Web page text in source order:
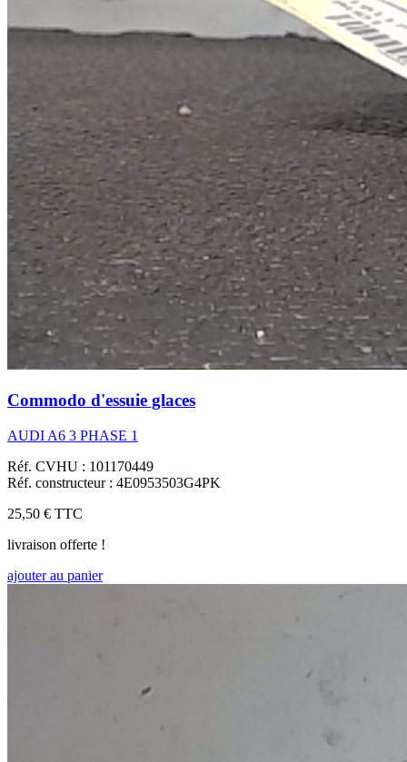
Commodo d'essuie glaces
AUDI A6 3 PHASE 1
Réf. CVHU : 101170449
Réf. constructeur : 4E0953503G4PK
25,50 € TTC
livraison offerte !
ajouter au panier